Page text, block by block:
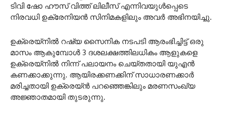
ടിവി ഷോ ഹൗസ് വിത്ത് ലിലീസ് എന്നിവയുൾപ്പെടെ
നിരവധി ഉക്രേനിയൻ സിനിമകളിലും അവർ അഭിനയിച്ചു.
ഉക്രെയ്നിൽ റഷ്യ സൈനിക നടപടി ആരംഭിച്ചിട്ട് ഒരു
മാസം ആകുമ്പോൾ 3 ദശലക്ഷത്തിലധികം ആളുകളെ
ഉക്രെയ്നിൽ നിന്ന് പലായനം ചെയ്തതായി യുഎൻ
കണക്കാക്കുന്നു. ആയിരക്കണക്കിന് സാധാരണക്കാർ
മരിച്ചതായി ഉക്രെയ്ൻ പറഞ്ഞെങ്കിലും മരണസംഖ്യ
അജ്ഞാതമായി തുടരുന്നു.